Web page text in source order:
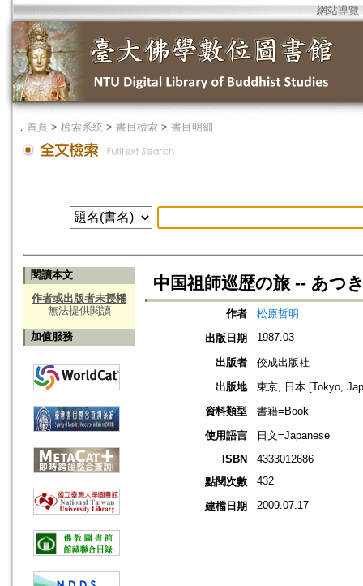
網站導覽
． 首頁 > 檢索系統 > 書目檢索 > 書目明細
閱讀本文
作者或出版者未授權
無法提供閱讀
加值服務
中国祖師巡歴の旅 -- あつ
作者
松原哲明
出版日期
1987.03
出版者
佼成出版社
出版地
東京, 日本 [Tokyo,
資料類型
書籍=Book
使用語言
日文=Japanese
ISBN
4333012686
點閱次數
432
建檔日期 2009.07.17